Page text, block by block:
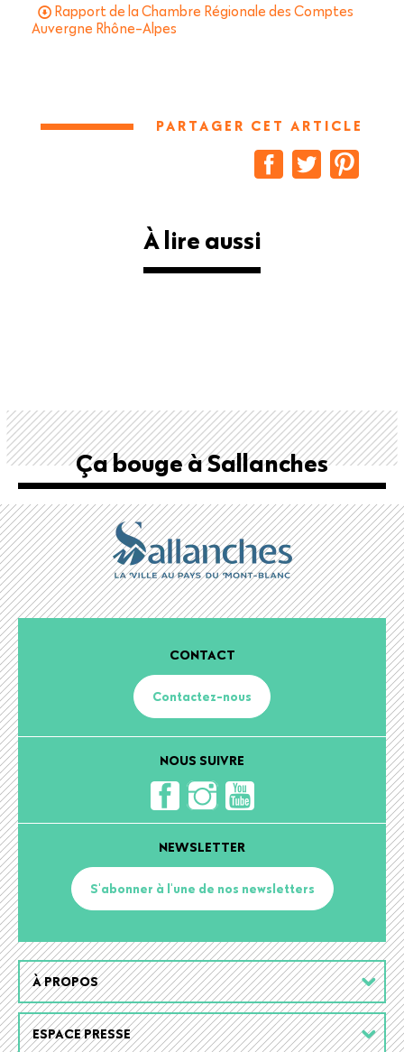
Rapport de la Chambre Régionale des Comptes
Auvergne Rhône-Alpes
PARTAGER CET ARTICLE
À lire aussi
Ça bouge à Sallanches
CONTACT
Contactez-nous
NOUS SUIVRE
NEWSLETTER
S'abonner à l'une de nos newsletters
Footer
menu
À PROPOS
ESPACE PRESSE